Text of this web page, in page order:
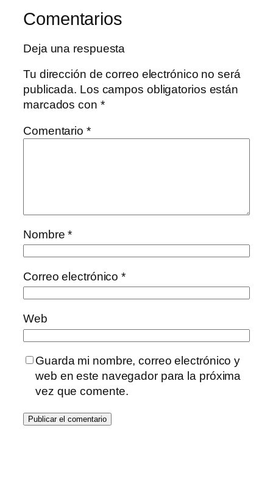
Comentarios
Deja una respuesta
Tu dirección de correo electrónico no será
publicada. Los campos obligatorios están
marcados con *
Comentario *
Nombre*
Correo electrónico*
Web
Guarda mi nombre, correo electrónico y
web en este navegador para la próxima
vez que comente.